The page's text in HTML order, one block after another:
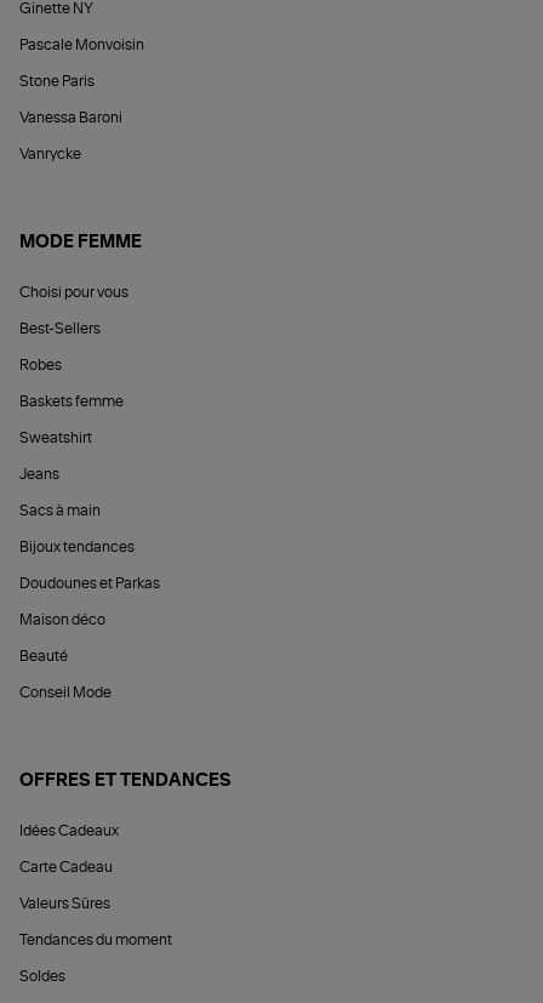
Ginette NY
Pascale Monvoisin
Stone Paris
Vanessa Baroni
Vanrycke
MODE FEMME
Choisi pour vous
Best-Sellers
Robes
Baskets femme
Sweatshirt
Jeans
Sacs à main
Bijoux tendances
Doudounes et Parkas
Maison déco
Beauté
Conseil Mode
OFFRES ET TENDANCES
Idées Cadeaux
Carte Cadeau
Valeurs Sûres
Tendances du moment
Soldes